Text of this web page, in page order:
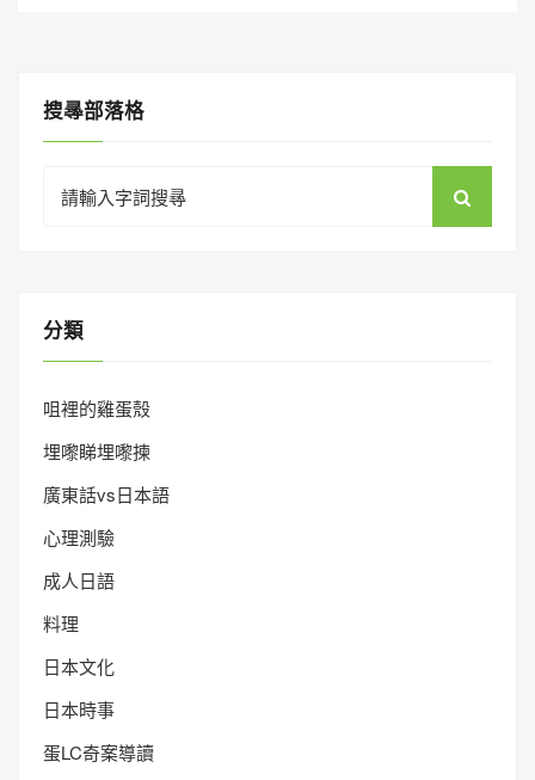
搜㝷部落格
for:
分類
咀裡的雞蛋殼
埋嚟睇埋嚟揀
廣東話vs日本語
心理測驗
成人日語
料理
日本文化
日本時事
蛋LC奇案導讀